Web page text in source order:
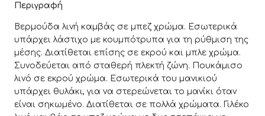
Περιγραφή
Βερμούδα λινή καμβάς σε μπεζ χρώμα. Εσωτερικά
υπάρχει λάστιχο με κουμπότρυπα για τη ρύθμιση της
μέσης. Διατίθεται επίσης σε εκρού και μπλε χρώμα.
Συνοδεύεται από σταθερή πλεκτή ζώνη. Πουκάμισο
λινό σε εκρού χρώμα. Εσωτερικά του μανικιού
υπάρχει θυλάκι, για να στερεώνεται το μανίκι όταν
είναι σηκωμένο. Διατίθεται σε πολλά χρώματα. Γιλέκο